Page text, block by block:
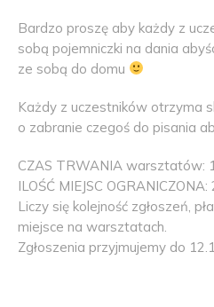
Bardzo proszę aby każdy z
sobą pojemniczki na dania
ze sobą do domu
Każdy z uczestników otrzyma
o zabranie czegoś do pisania
CZAS TRWANIA warsztatów:
ILOŚĆ MIEJSC
Liczy się kolejność zgłoszeń,
miejsce na warsztatach.
Zgłoszenia przyjmujemy do